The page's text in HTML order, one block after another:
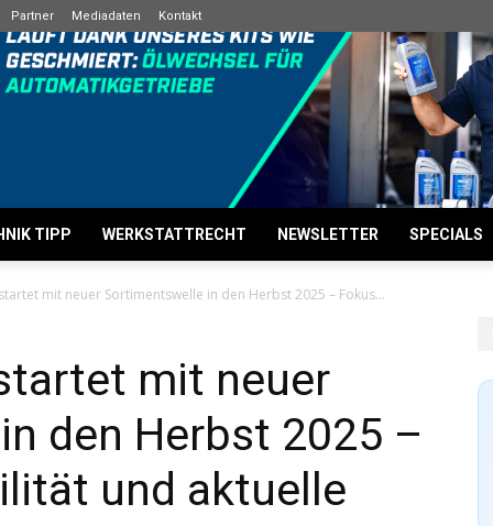
Partner Mediadaten Kontakt
TIPP WERKSTATTRECHT NEWSLETTER SPECIALS
mit neuer Sortimentswelle in den Herbst 2025 – Fokus...
mit neuer
den Herbst 2025 –
und aktuelle